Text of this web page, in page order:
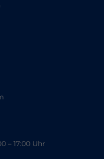
– 17:00 Uhr